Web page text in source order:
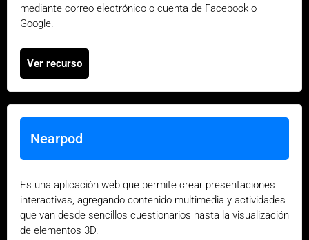
mediante correo electrónico o cuenta de Facebook o
Google.
Ver recurso
Nearpod
Es una aplicación web que permite crear presentaciones
interactivas, agregando contenido multimedia y actividades
que van desde sencillos cuestionarios hasta la visualización
de elementos 3D.